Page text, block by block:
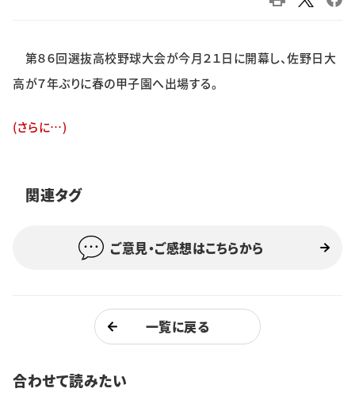
スポーツ
校友
特集・企画
学生記者募集 お問い合わせ
第８６回選抜高校野球大会が今月２１日に開幕し、佐野日大
高が７年ぶりに春の甲子園へ出場する。
(さらに…)
関連タグ
ご意見・ご感想はこちらから
一覧に戻る
合わせて読みたい